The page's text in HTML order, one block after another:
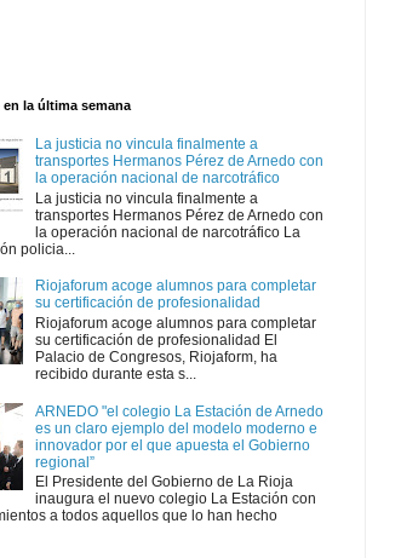
la última semana
La justicia no vincula finalmente a
transportes Hermanos Pérez de Arnedo con
la operación nacional de narcotráfico
La justicia no vincula finalmente a
transportes Hermanos Pérez de Arnedo con
la operación nacional de narcotráfico La
policia...
Riojaforum acoge alumnos para completar
su certificación de profesionalidad
Riojaforum acoge alumnos para completar
su certificación de profesionalidad El
Palacio de Congresos, Riojaform, ha
recibido durante esta s...
ARNEDO "el colegio La Estación de Arnedo
es un claro ejemplo del modelo moderno e
innovador por el que apuesta el Gobierno
regional”
El Presidente del Gobierno de La Rioja
inaugura el nuevo colegio La Estación con
a todos aquellos que lo han hecho